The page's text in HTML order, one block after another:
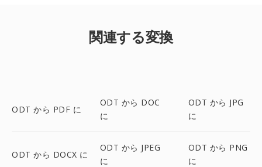
関連する変換
ODT から PDF に
ODT から DOC
に
ODT から JPG
に
ODT から DOCX に
ODT から JPEG
に
ODT から PNG
に